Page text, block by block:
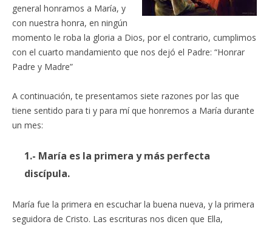
general honramos a María, y
con nuestra honra, en ningún
momento le roba la gloria a Dios, por el contrario, cumplimos
con el cuarto mandamiento que nos dejó el Padre: “Honrar
Padre y Madre”
A continuación, te presentamos siete razones por las que
tiene sentido para ti y para mí que honremos a María durante
un mes:
1.- María es la primera y más perfecta
discípula.
María fue la primera en escuchar la buena nueva, y la primera
seguidora de Cristo. Las escrituras nos dicen que Ella,